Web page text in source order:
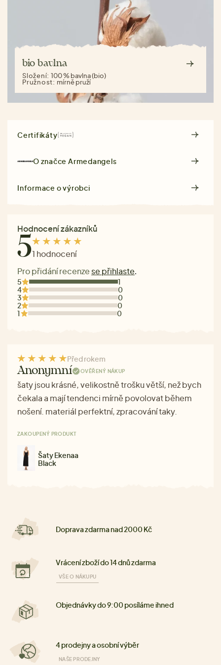
bio bavlna
Složení:100 % bavlna (bio)
Pružnost: mírně pruží
Certifikáty
O značceArmedangels
Informace o výrobci
Hodnocení zákazníků
51 hodnocení
Pro přidání recenze se přihlaste.
5
1
4
0
3
0
2
0
1
0
Před rokem
Anonymní OVĚŘENÝ NÁKUP
šaty jsou krásné, velikostně trošku větší, než bych
čekala a mají tendenci mírně povolovat během
nošení. materiál perfektní, zpracování taky.
ZAKOUPENÝ PRODUKT
Šaty Ekenaa
Black
Doprava zdarma nad 2000 Kč
Vrácení zboží do 14 dnů zdarma
VŠE O NÁKUPU
Objednávky do 9:00 posíláme ihned
4 prodejny a osobní výběr
NAŠE PRODEJNY